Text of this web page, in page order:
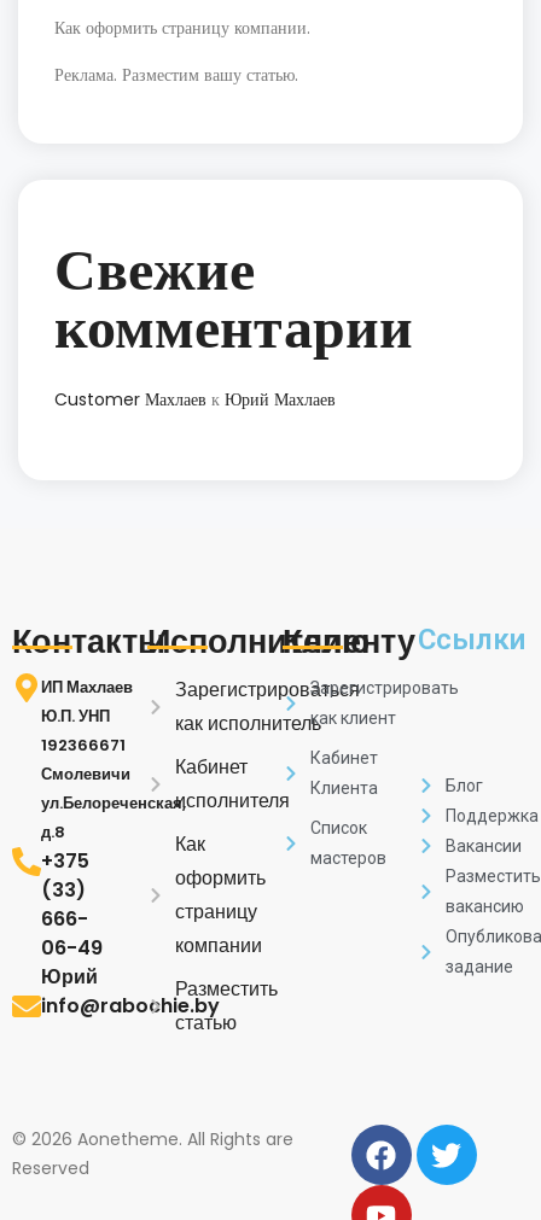
Как оформить страницу компании.
Реклама. Разместим вашу статью.
Свежие
комментарии
Customer Махлаев к Юрий Махлаев
Контакты
ИП Махлаев
Ю.П. УНП
192366671
Смолевичи
ул.Белореченская,
д.8
+375
(33)
666-
06-49
Юрий
info@rabochie.by
Исполнителю
Зарегистрироваться
как исполнитель
Кабинет
исполнителя
Как
оформить
страницу
компании
Разместить
статью
Клиенту
Зарегистрировать
как клиент
Кабинет
Клиента
Список
мастеров
Ссылки
Блог
Поддержка
Вакансии
Разместить
вакансию
задание
© 2026 Aonetheme. All Rights are
Reserved